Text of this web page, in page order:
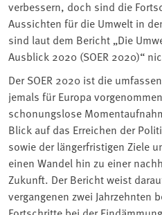
verbessern, doch sind die
Aussichten für die Umwelt in
sind laut dem Bericht „Die
Ausblick 2020 (SOER 2020)“
Der SOER 2020 ist die
jemals für Europa
schonungslose
Blick auf das Erreichen der
sowie der längerfristigen Ziele
einen Wandel hin zu einer
Zukunft. Der Bericht weist
vergangenen zwei Jahrzehnten
Fortschritte bei der